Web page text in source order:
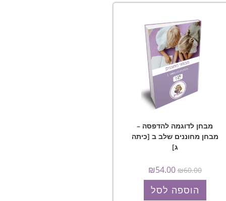
מבחן לדוגמה להדפסה –
מבחן מחוננים שלב ב [כיתה
ג]
₪60.00
₪54.00
הוספה לסל